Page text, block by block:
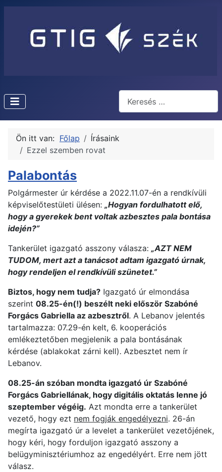
Type 2 or more characters
Ön itt van: Főlap
Írásaink
Ezzel szemben rovat
Palabontás
Polgármester úr kérdése a 2022.11.07-én a rendkívüli
képviselőtestületi ülésen: „Hogyan fordulhatott elő,
hogy a gyerekek bent voltak azbesztes pala bontása
idején?”
Tankerület igazgató asszony válasza: „AZT NEM
TUDOM, mert azt a tanácsot adtam igazgató úrnak,
hogy rendeljen el rendkívüli szünetet.”
Biztos, hogy nem tudja? Igazgató úr elmondása
szerint 08.25-én(!) beszélt neki először Szabóné
Forgács Gabriella az azbesztről. A Lebanov jelentés
tartalmazza: 07.29-én kelt, 6. kooperációs
emlékeztetőben megjelenik a pala bontásának
kérdése (ablakokat zárni kell). Azbesztet nem ír
Lebanov.
08.25-án szóban mondta igazgató úr Szabóné
Forgács Gabriellának, hogy digitális oktatás lenne jó
szeptember végéig. Azt mondta erre a tankerület
vezető, hogy ezt nem fogják engedélyezni. 26-án
megírta igazgató úr a levelet a tankerület vezetőjének,
hogy kéri, hogy forduljon igazgató asszony a
belügyminisztériumhoz az engedélyért. Erre nem jött
válasz.